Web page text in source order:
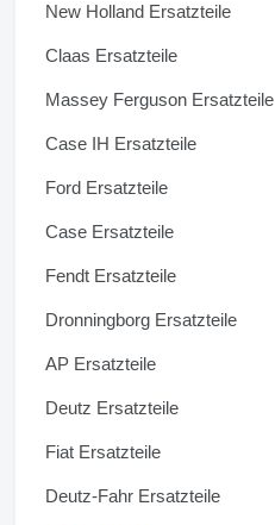
New Holland Ersatzteile
Claas Ersatzteile
Massey Ferguson Ersatzteile
Case IH Ersatzteile
Ford Ersatzteile
Case Ersatzteile
Fendt Ersatzteile
Dronningborg Ersatzteile
AP Ersatzteile
Deutz Ersatzteile
Fiat Ersatzteile
Deutz-Fahr Ersatzteile